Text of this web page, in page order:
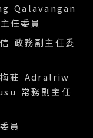
Qalavangan
任委員
政務副主任委
莊 Adralriw
常務副主任
員